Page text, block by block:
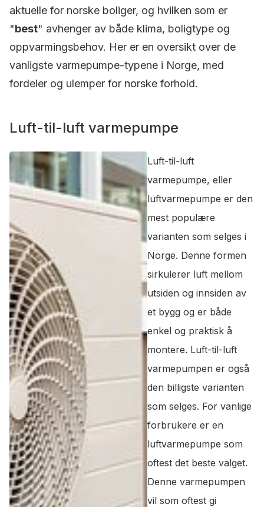
aktuelle for norske boliger, og hvilken som er
"best" avhenger av både klima, boligtype og
oppvarmingsbehov. Her er en oversikt over de
vanligste varmepumpe-typene i Norge, med
fordeler og ulemper for norske forhold.
Luft-til-luft varmepumpe
Luft-til-luft
varmepumpe, eller
luftvarmepumpe er den
mest populære
varianten som selges i
Norge. Denne formen
sirkulerer luft mellom
utsiden og innsiden av
et bygg og er både
enkel og praktisk å
montere. Luft-til-luft
varmepumpen er også
den billigste varianten
som selges. For vanlige
forbrukere er en
luftvarmepumpe som
oftest det beste valget.
Denne varmepumpen
vil som oftest gi